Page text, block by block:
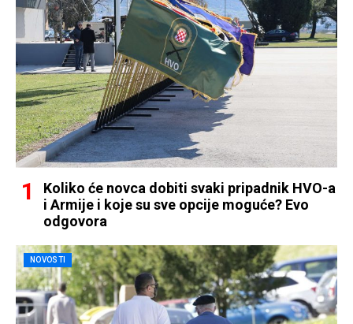
Koliko će novca dobiti svaki pripadnik HVO-a
i Armije i koje su sve opcije moguće? Evo
odgovora
NOVOSTI